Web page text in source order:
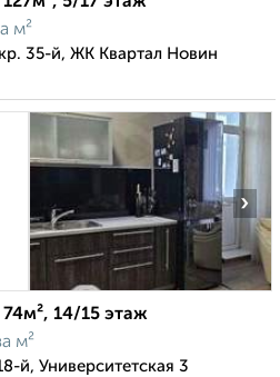
м²
35-й, ЖК Квартал Новин
›
14/15 этаж
м²
й, Университетская 3